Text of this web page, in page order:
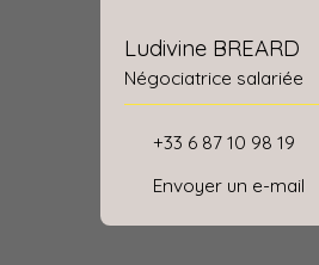
Ludivine BREARD
Négociatrice salariée
+33 6 87 10 98 19
Envoyer un e-mail